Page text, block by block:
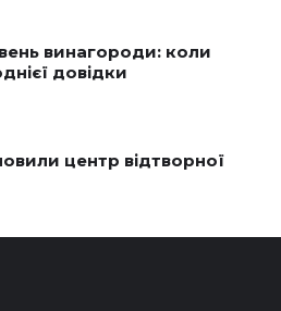
винагороди: коли
довідки
центр відтворної